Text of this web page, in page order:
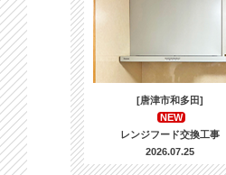
[唐津市和多田]
NEW
レンジフード交換工事
2026.07.25